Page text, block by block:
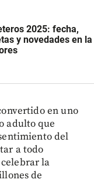
2025: fecha,
y novedades en la
en uno
adulto que
del
a todo
la
de